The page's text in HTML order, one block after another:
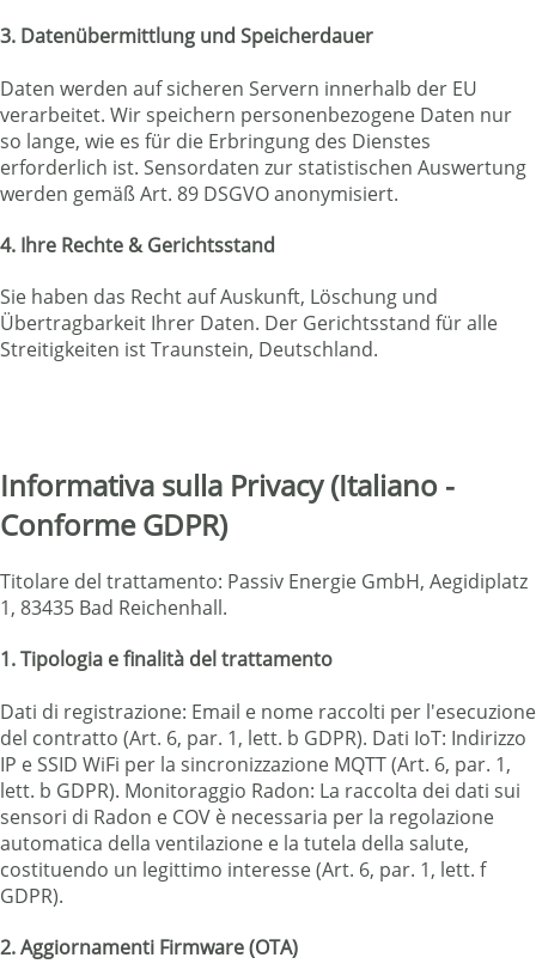
3. Datenübermittlung und Speicherdauer
Daten werden auf sicheren Servern innerhalb der EU
verarbeitet. Wir speichern personenbezogene Daten nur
so lange, wie es für die Erbringung des Dienstes
erforderlich ist. Sensordaten zur statistischen Auswertung
werden gemäß Art. 89 DSGVO anonymisiert.
4. Ihre Rechte & Gerichtsstand
Sie haben das Recht auf Auskunft, Löschung und
Übertragbarkeit Ihrer Daten. Der Gerichtsstand für alle
Streitigkeiten ist Traunstein, Deutschland.
Informativa sulla Privacy (Italiano -
Conforme GDPR)
Titolare del trattamento: Passiv Energie GmbH, Aegidiplatz
1, 83435 Bad Reichenhall.
1. Tipologia e finalità del trattamento
Dati di registrazione: Email e nome raccolti per l'esecuzione
del contratto (Art. 6, par. 1, lett. b GDPR). Dati IoT: Indirizzo
IP e SSID WiFi per la sincronizzazione MQTT (Art. 6, par. 1,
lett. b GDPR). Monitoraggio Radon: La raccolta dei dati sui
sensori di Radon e COV è necessaria per la regolazione
automatica della ventilazione e la tutela della salute,
costituendo un legittimo interesse (Art. 6, par. 1, lett. f
GDPR).
2. Aggiornamenti Firmware (OTA)